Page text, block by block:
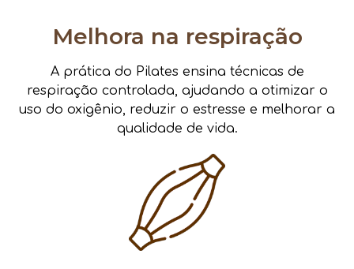
Melhora na respiração
A prática do Pilates ensina técnicas de
respiração controlada, ajudando a otimizar o
uso do oxigênio, reduzir o estresse e melhorar a
qualidade de vida.